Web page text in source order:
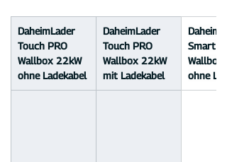
DaheimLader
Touch PRO
Wallbox 22kW
ohne Ladekabel
DaheimLader
Touch PRO
Wallbox 22kW
mit Ladekabel
Smart
Wallbox
ohne